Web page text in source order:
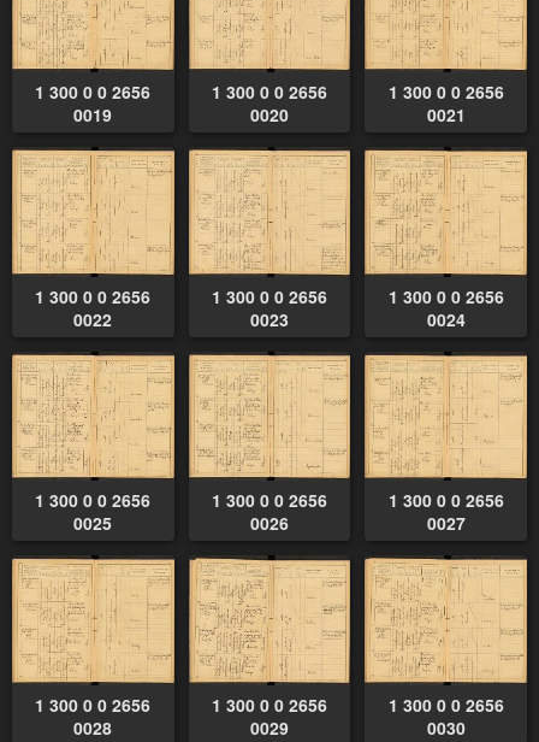
1 300 0 0 2656
0019
1 300 0 0 2656
0020
1 300 0 0 2656
0021
1 300 0 0 2656
0022
1 300 0 0 2656
0023
1 300 0 0 2656
0024
1 300 0 0 2656
0025
1 300 0 0 2656
0026
1 300 0 0 2656
0027
1 300 0 0 2656
0028
1 300 0 0 2656
0029
1 300 0 0 2656
0030